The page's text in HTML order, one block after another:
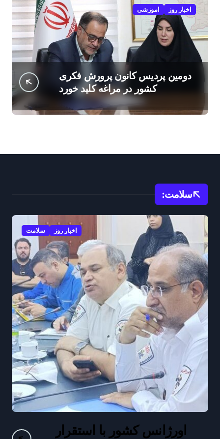
اخبار روز اموزشی
دومین پردیس کانون پرورش فکری
کشور در مراغه کلید خورد
سلامت:
اخبار روز سلامت
اورژانس کشور با استقرار